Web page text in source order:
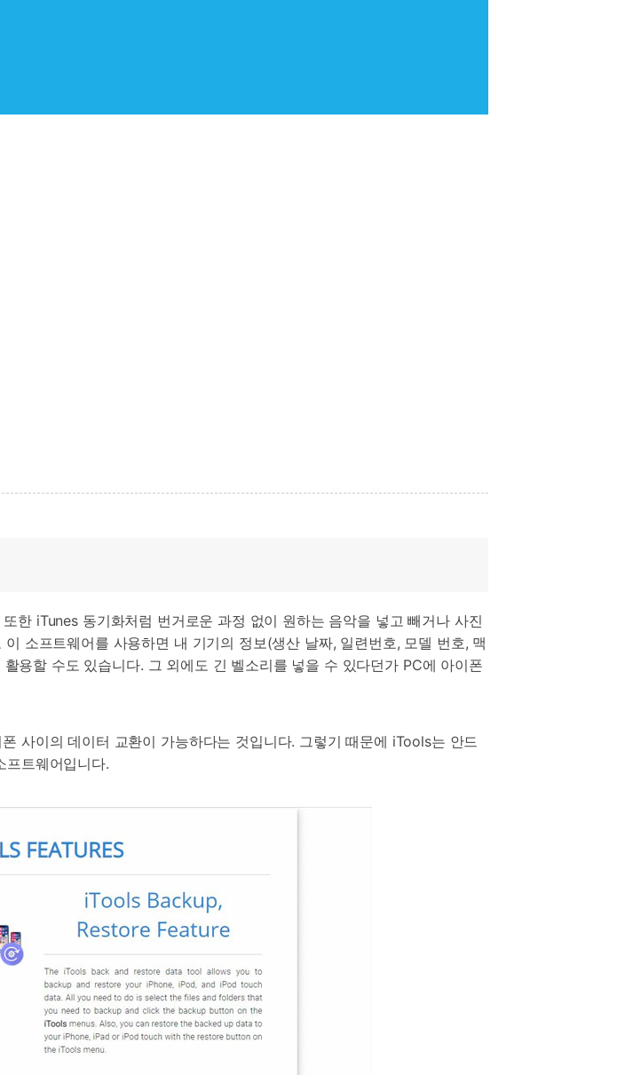
한 iTunes 동기화처럼 번거로운 과정 없이 원하는 음악을 넣고 빼거나 사진
소프트웨어를 사용하면 내 기기의 정보(생산 날짜, 일련번호, 모델 번호, 맥
용할 수도 있습니다. 그 외에도 긴 벨소리를 넣을 수 있다던가 PC에 아이폰
사이의 데이터 교환이 가능하다는 것입니다. 그렇기 때문에 iTools는 안드
프트웨어입니다.